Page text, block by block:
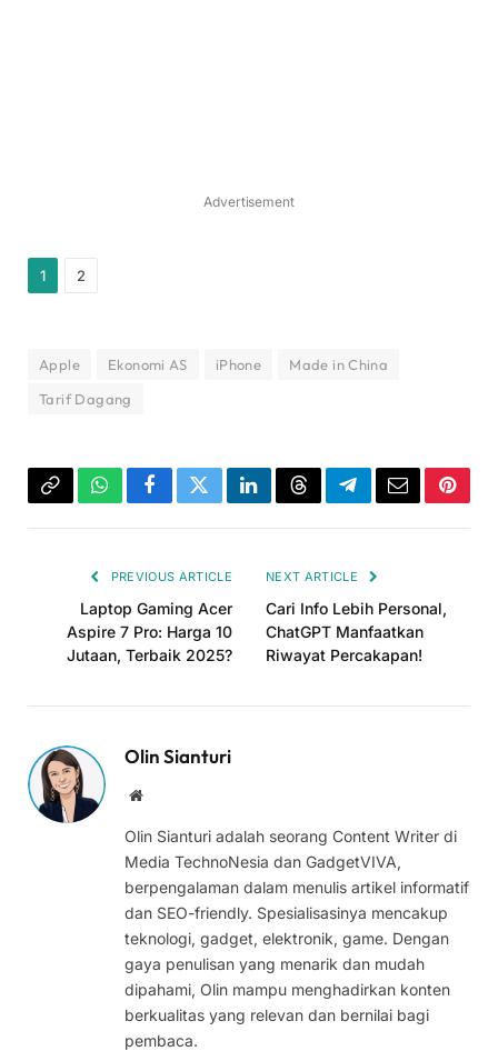
Advertisement
1 2
Apple Ekonomi AS iPhone
Made in China
Tarif Dagang
Copy WhatsAppFacebookTwitterLinkedInThreadsTelegramEmail
PREVIOUS ARTICLE
Laptop Gaming Acer
Aspire 7 Pro: Harga 10
Jutaan, Terbaik 2025?
NEXT ARTICLE
Cari Info Lebih Personal,
ChatGPT Manfaatkan
Riwayat Percakapan!
Olin Sianturi
Website
Olin Sianturi adalah seorang Content Writer di
Media TechnoNesia dan GadgetVIVA,
berpengalaman dalam menulis artikel informatif
dan SEO-friendly. Spesialisasinya mencakup
teknologi, gadget, elektronik, game. Dengan
gaya penulisan yang menarik dan mudah
dipahami, Olin mampu menghadirkan konten
berkualitas yang relevan dan bernilai bagi
pembaca.